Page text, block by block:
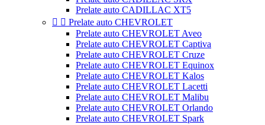
Prelate auto CADILLAC XT5
  Prelate auto CHEVROLET
Prelate auto CHEVROLET Aveo
Prelate auto CHEVROLET Captiva
Prelate auto CHEVROLET Cruze
Prelate auto CHEVROLET Equinox
Prelate auto CHEVROLET Kalos
Prelate auto CHEVROLET Lacetti
Prelate auto CHEVROLET Malibu
Prelate auto CHEVROLET Orlando
Prelate auto CHEVROLET Spark